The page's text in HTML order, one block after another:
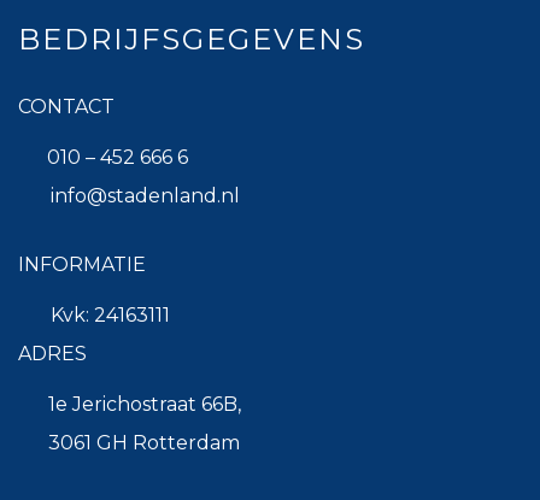
BEDRIJFSGEGEVENS
CONTACT
010 – 452 666 6
info@stadenland.nl
INFORMATIE
Kvk: 24163111
ADRES
1e Jerichostraat 66B,
3061 GH Rotterdam